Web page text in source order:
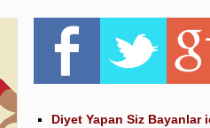
Diyet Yapan Siz Bayanlar